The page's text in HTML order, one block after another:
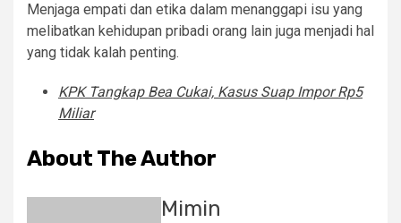
Menjaga empati dan etika dalam menanggapi isu yang
melibatkan kehidupan pribadi orang lain juga menjadi hal
yang tidak kalah penting.
KPK Tangkap Bea Cukai, Kasus Suap Impor Rp5
Miliar
About The Author
Mimin